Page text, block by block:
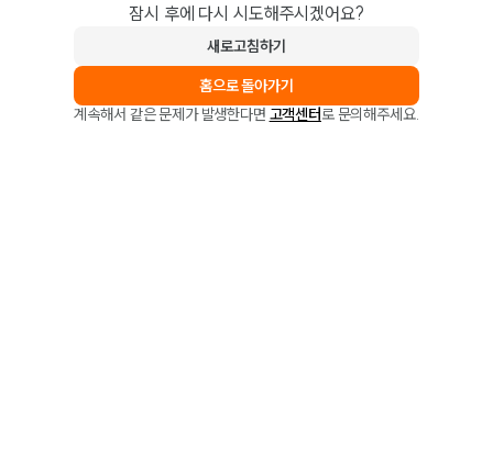
잠시 후에 다시 시도해주시겠어요?
새로고침하기
홈으로 돌아가기
계속해서 같은 문제가 발생한다면 고객센터로 문의해주세요.